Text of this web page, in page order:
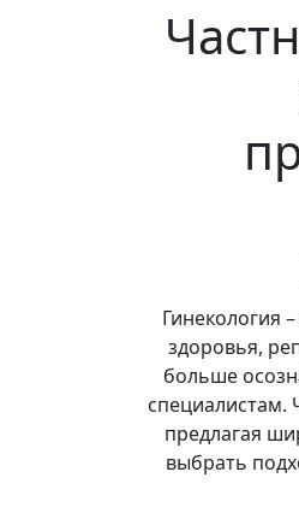
Гинекология
здоровья,
больше
специалистам.
предлагая
выбрать